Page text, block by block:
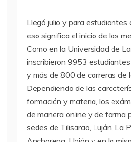
Llegó julio y para estudiantes
eso significa el inicio de las
Como en la Universidad de
inscribieron 9953
y más de 800 de carreras de
Dependiendo de las
formación y materia, los
de manera online y de forma
sedes de Tilisarao, Luján, La